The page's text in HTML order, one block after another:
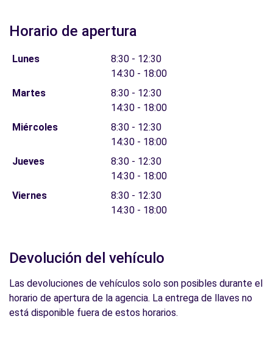
Horario de apertura
Lunes
8:30 - 12:30
14:30 - 18:00
Martes
8:30 - 12:30
14:30 - 18:00
Miércoles
8:30 - 12:30
14:30 - 18:00
Jueves
8:30 - 12:30
14:30 - 18:00
Viernes
8:30 - 12:30
14:30 - 18:00
Devolución del vehículo
Las devoluciones de vehículos solo son posibles durante el
horario de apertura de la agencia. La entrega de llaves no
está disponible fuera de estos horarios.